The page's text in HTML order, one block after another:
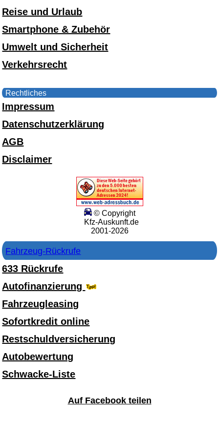
Reise und Urlaub
Smartphone & Zubehör
Umwelt und Sicherheit
Verkehrsrecht
Rechtliches
Impressum
Datenschutzerklärung
AGB
Disclaimer
© Copyright
Kfz-Auskunft.de
2001-2026
Fahrzeug-Rückrufe
633 Rückrufe
Autofinanzierung
Fahrzeugleasing
Sofortkredit online
Restschuldversicherung
Autobewertung
Schwacke-Liste
Auf Facebook teilen